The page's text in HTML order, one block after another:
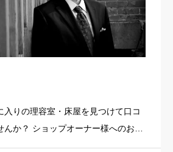
入りの理容室・床屋を見つけて口コ
んか？ ショップオーナー様へのお知